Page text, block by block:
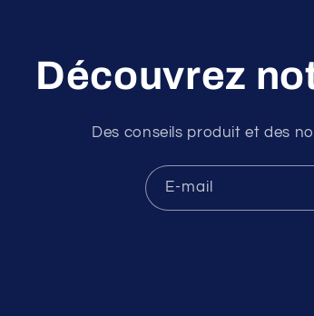
Découvrez
Des conseils produit et des
E-mail